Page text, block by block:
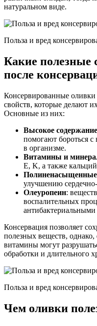
натуральном виде.
Польза и вред
Какие полезные
после
Консервированные
свойств, которые делают
Основные из них:
Высокое
помогают бороться
в организме.
Витамины и
E, K, а также
улучшению
Олеуропеин:
воспалительных
антибактериальными
Консервация позволяет
полезных веществ,
витамины могут
обработки и длительного
Польза и вред
Чем оливки